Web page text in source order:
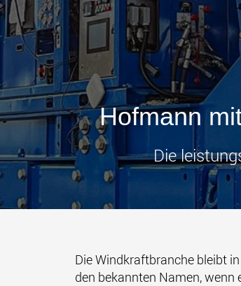
Hofmann
Die
DieWindkraftbranche bleibt
den bekannten Namen, wenn